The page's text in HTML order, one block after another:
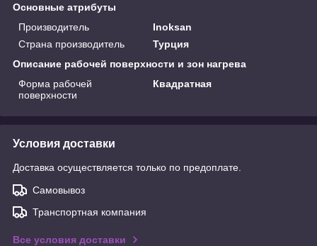
Основные атрибуты
Производитель
Inoksan
Страна производитель
Турция
Описание рабочей поверхности и зон нагрева
Форма рабочей
поверхности
Квадратная
Условия доставки
Доставка осуществляется только по предоплате.
Самовывоз
Транспортная компания
Все условия доставки